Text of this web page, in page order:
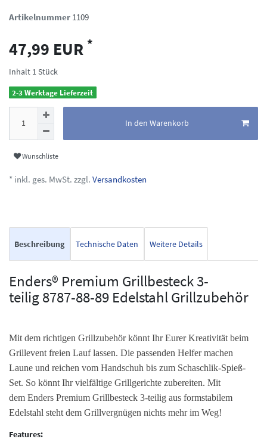
Artikelnummer 1109
47,99 EUR *
Inhalt 1 Stück
2-3 Werktage Lieferzeit
In den Warenkorb
Wunschliste
* inkl. ges. MwSt. zzgl. Versandkosten
Beschreibung Technische Daten Weitere Details
Enders® Premium Grillbesteck 3-
teilig 8787-88-89 Edelstahl Grillzubehör
Mit dem richtigen Grillzubehör könnt Ihr Eurer Kreativität beim
Grillevent freien Lauf lassen. Die passenden Helfer machen
Laune und reichen vom Handschuh bis zum Schaschlik-Spieß-
Set. So könnt Ihr vielfältige Grillgerichte zubereiten. Mit
dem Enders Premium Grillbesteck 3-teilig aus formstabilem
Edelstahl steht dem Grillvergnügen nichts mehr im Weg!
Features: